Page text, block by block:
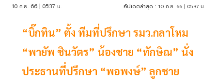
10 ก.ย. 66 | 05:37 น. อัปเดตล่าสุด : 10 ก.ย. 66 | 05:37 น.
“บิ๊กทิน” ตั้ง ทีมที่ปรึกษา รมว.กลาโหม
“พายัพ ชินวัตร” น้องชาย “ทักษิณ” นั่ง
ประธานที่ปรึกษา “พอพงษ์” ลูกชาย